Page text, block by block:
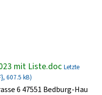
mit Liste.doc Letzte
607.5 kB)
6 47551 Bedburg-Hau